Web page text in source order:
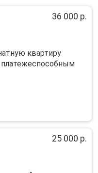
36 000 р.
квартиpу
25 000 р.